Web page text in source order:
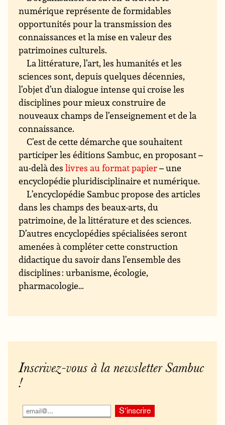
numérique représente de formidables
opportunités pour la transmission des
connaissances et la mise en valeur des
patrimoines culturels.
La littérature, l’art, les humanités et les
sciences sont, depuis quelques décennies,
l’objet d’un dialogue intense qui croise les
disciplines pour mieux construire de
nouveaux champs de l’enseignement et de la
connaissance.
C’est de cette démarche que souhaitent
participer les éditions Sambuc, en proposant –
au-delà deslivres au format papier– une
encyclopédie pluridisciplinaire et numérique.
L’encyclopédie Sambuc propose des articles
dans les champs des beaux-arts, du
patrimoine, de la littérature et des sciences.
D’autres encyclopédies spécialisées seront
amenées à compléter cette construction
didactique du savoir dans l’ensemble des
disciplines : urbanisme, écologie,
pharmacologie…
Inscrivez-vous à la newsletter Sambuc
!